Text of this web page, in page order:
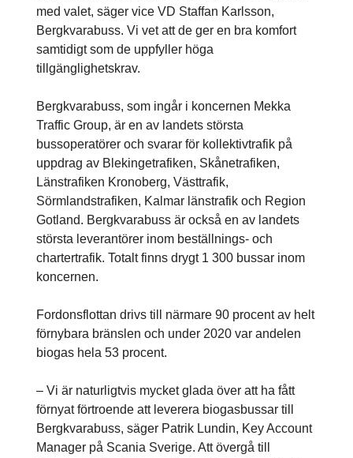
med valet, säger vice VD Staffan Karlsson,
Bergkvarabuss. Vi vet att de ger en bra komfort
samtidigt som de uppfyller höga
tillgänglighetskrav.
Bergkvarabuss, som ingår i koncernen Mekka
Traffic Group, är en av landets största
bussoperatörer och svarar för kollektivtrafik på
uppdrag av Blekingetrafiken, Skånetrafiken,
Länstrafiken Kronoberg, Västtrafik,
Sörmlandstrafiken, Kalmar länstrafik och Region
Gotland. Bergkvarabuss är också en av landets
största leverantörer inom beställnings- och
chartertrafik. Totalt finns drygt 1 300 bussar inom
koncernen.
Fordonsflottan drivs till närmare 90 procent av helt
förnybara bränslen och under 2020 var andelen
biogas hela 53 procent.
­– Vi är naturligtvis mycket glada över att ha fått
förnyat förtroende att leverera biogasbussar till
Bergkvarabuss, säger Patrik Lundin, Key Account
Manager på Scania Sverige. Att övergå till